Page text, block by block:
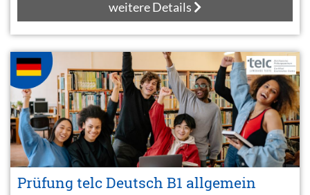
weitere Details
Prüfung telc Deutsch B1 allgemein